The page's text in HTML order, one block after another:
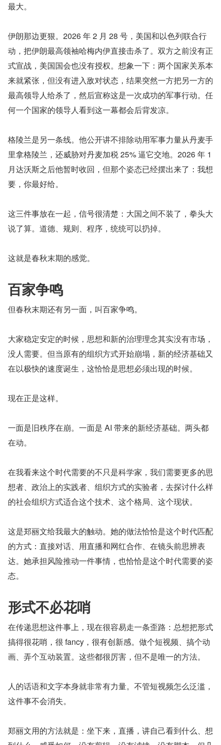
最大。
伊朗那边更狠。2026 年 2 月 28 号，美国和以色列联合行
动，把伊朗最高领袖哈梅内伊直接击杀了。双方之前没有正
式宣战，美国国会也没有授权。想象一下：两个国家关系本
来就紧张，但没有进入敌对状态，结果突然一方把另一方的
最高领导人给杀了，然后宣称这是一次成功的军事行动。任
何一个国家的领导人看到这一幕都会后背发凉。
格陵兰是另一条线。他公开讲不排除动用军事力量从丹麦手
里拿格陵兰，还威胁对丹麦加税 25% 逼它交地。2026 年 1
月达沃斯之后他暂时收回，但那个姿态已经摆出来了：我想
要，你最好给。
这三件事放在一起，信号很清楚：大国之间不装了，拳头大
说了算。道德、规则、程序，统统可以扔掉。
这就是春秋末期的感觉。
百家争鸣
但春秋末期还有另一面，叫百家争鸣。
大家稳定安定的时候，思想和新的治理理念其实没有市场，
没人需要。但当原有的组织方式开始崩塌，新的经济基础又
在以极快的速度诞生，这恰恰是思想必须出现的时候。
现在正是这样。
一面是旧秩序在崩。一面是 AI 带来的新经济基础。两头都
在动。
在我看来这个时代需要的不只是科学家，我们需要更多的思
想者、政治上的实践者、组织方式的实验者，去探讨什么样
的社会组织方式适合这个技术、这个格局、这个现状。
这是郑丽文给我最大的触动。她的做法恰恰是这个时代匹配
的方式：直接对话、用直播和网红合作、在镜头前思辨表
达。她承担风险推动一件事情，也恰恰是这个时代需要的姿
态。
形式不必花哨
在传递思想这件事上，现在很容易走一条歪路：总想把形式
搞得很花哨，很 fancy，很有创新感。做个短视频、搞个动
画、弄个互动装置。这些都很厉害，但不是唯一的方法。
人的话语和文字本身就非常有力量。不管短视频怎么泛滥，
这件事不会消失。
郑丽文用的方法就是：坐下来，直播，讲自己看到什么、想